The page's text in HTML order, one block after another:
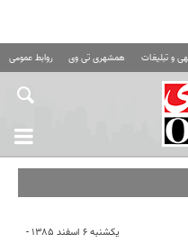
و تبلیغات همشهری تی وی روابط عمومی
یکشنبه ۶ اسفند ۱۳۸۵ -